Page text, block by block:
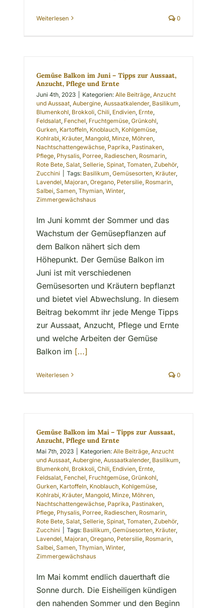
Weiterlesen 0
Gemüse Balkon im Juni – Tipps zur Aussaat,
Anzucht, Pflege und Ernte
Juni 4th, 2023 Kategorien:Alle Beiträge ,Anzucht
und Aussaat ,Aubergine ,Aussaatkalender, Basilikum
Blumenkohl Brokkoli ,Chili Endivien Ernte
Feldsalat Fenchel Fruchtgemüse ,Grünkohl
Gurken Kartoffeln Knoblauch Kohlgemüse
Kohlrabi Kräuter, Mangold Minze Möhren
Nachtschattengewächse Paprika Pastinaken
Pflege Physalis Porree Radieschen Rosmarin
Rote Bete ,Salat ,Sellerie ,Spinat ,Tomaten ,Zubehör,
Zucchini
Tags: Basilikum ,Gemüsesorten Kräuter,
Lavendel Majoran ,Oregano Petersilie Rosmarin
Salbei ,Samen ,Thymian ,Winter,
Zimmergewächshaus
Im Juni kommt der Sommer und das
Wachstum der Gemüsepflanzen auf
dem Balkon nähert sich dem
Höhepunkt. Der Gemüse Balkon im
Juni ist mit verschiedenen
Gemüsesorten und Kräutern bepflanzt
und bietet viel Abwechslung. In diesem
Beitrag bekommt ihr jede Menge Tipps
zur Aussaat, Anzucht, Pflege und Ernte
und welche Arbeiten der Gemüse
Balkon im [...]
Weiterlesen 0
Gemüse Balkon im Mai – Tipps zur Aussaat,
Anzucht, Pflege und Ernte
Mai 7th, 2023 Kategorien:Alle Beiträge ,Anzucht
und Aussaat ,Aubergine ,Aussaatkalender, Basilikum
Blumenkohl Brokkoli ,Chili Endivien Ernte
Feldsalat Fenchel Fruchtgemüse ,Grünkohl
Gurken Kartoffeln Knoblauch Kohlgemüse
Kohlrabi Kräuter, Mangold Minze Möhren
Nachtschattengewächse Paprika Pastinaken
Pflege Physalis Porree Radieschen Rosmarin
Rote Bete ,Salat ,Sellerie ,Spinat ,Tomaten ,Zubehör,
Zucchini
Tags: Basilikum ,Gemüsesorten Kräuter,
Lavendel Majoran ,Oregano Petersilie Rosmarin
Salbei ,Samen ,Thymian ,Winter,
Zimmergewächshaus
Im Mai kommt endlich dauerthaft die
Sonne durch. Die Eisheiligen kündigen
den nahenden Sommer und den Beginn